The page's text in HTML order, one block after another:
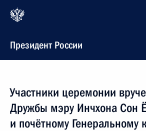
Президент России
Участники церемонии
Дружбы мэру Инчхона Сон
и почётному Генеральному